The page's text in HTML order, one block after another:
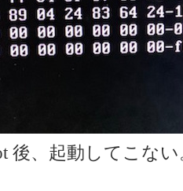
後、起動してこない